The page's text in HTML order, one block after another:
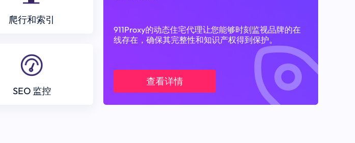
爬行和索引
SEO 监控
911Proxy的动态住宅代理让您能够时刻监视品牌的在
线存在，确保其完整性和知识产权得到保护。
查看详情